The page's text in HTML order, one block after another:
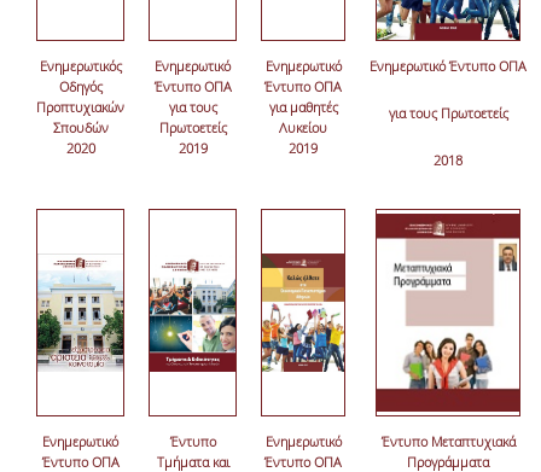
Ενημερωτικός
Οδηγός
Προπτυχιακών
Σπουδών
2020
Ενημερωτικό
Έντυπο ΟΠΑ
για τους
Πρωτοετείς
2019
Ενημερωτικό
Έντυπο ΟΠΑ
για μαθητές
Λυκείου
2019
Ενημερωτικό Έντυπο ΟΠΑ
για τους Πρωτοετείς
2018
Ενημερωτικό
Έντυπο ΟΠΑ
Έντυπο
Τμήματα και
Ενημερωτικό
Έντυπο ΟΠΑ
Έντυπο Μεταπτυχιακά
Προγράμματα